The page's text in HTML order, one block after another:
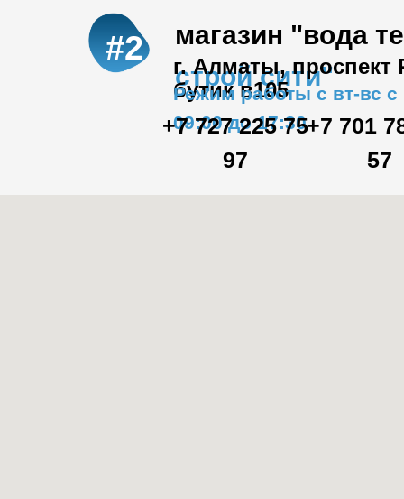
магазин "вода
строй сити"
г. Алматы, проспект
бутик в105
Режим работы с вт-вс с
09:00 до 17:30+7 701
57
+7 727 225 75
97
#2